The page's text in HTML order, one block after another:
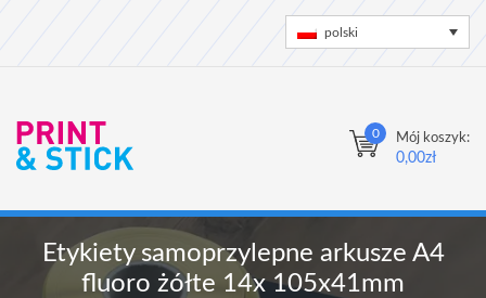
polski
0 Mój koszyk:
0,00zł
Etykiety samoprzylepne arkusze A4
fluoro żółte 14x 105x41mm